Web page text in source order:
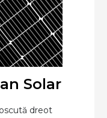
Solar
dreot